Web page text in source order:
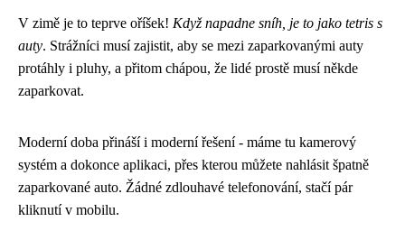
V zimě je to teprve oříšek! Když napadne sníh, je to jako tetris s
auty. Strážníci musí zajistit, aby se mezi zaparkovanými auty
protáhly i pluhy, a přitom chápou, že lidé prostě musí někde
zaparkovat.
Moderní doba přináší i moderní řešení - máme tu kamerový
systém a dokonce aplikaci, přes kterou můžete nahlásit špatně
zaparkované auto. Žádné zdlouhavé telefonování, stačí pár
kliknutí v mobilu.